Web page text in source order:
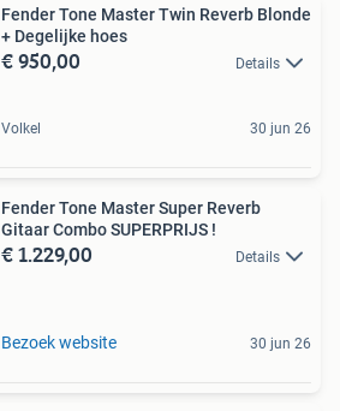
Fender Tone Master Twin Reverb Blonde
+ Degelijke hoes
€ 950,00 Details
Volkel 30 jun 26
Fender Tone Master Super Reverb
Gitaar Combo SUPERPRIJS !
€ 1.229,00 Details
Bezoek website 30 jun 26